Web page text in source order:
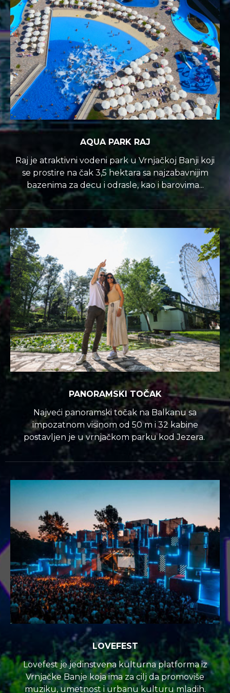
AQUA PARK RAJ
Raj je atraktivni vodeni park u Vrnjačkoj Banji koji
se prostire na čak 3,5 hektara sa najzabavnijim
bazenima za decu i odrasle, kao i barovima...
PANORAMSKI TOČAK
Najveći panoramski točak na Balkanu sa
impozatnom visinom od 50 m i 32 kabine
postavljen je u vrnjačkom parku kod Jezera.
LOVEFEST
Lovefest je jedinstvena kulturna platforma iz
Vrnjačke Banje koja ima za cilj da promoviše
muziku, umetnost i urbanu kulturu mladih.